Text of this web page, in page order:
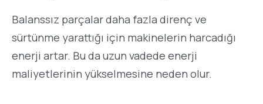
Balanssız parçalar daha fazla direnç ve
sürtünme yarattığı için makinelerin harcadığı
enerji artar. Bu da uzun vadede enerji
maliyetlerinin yükselmesine neden olur.